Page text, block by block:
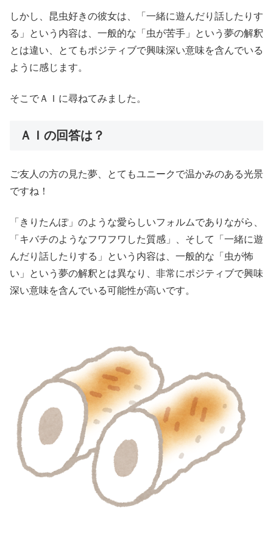
しかし、昆虫好きの彼女は、「一緒に遊んだり話したりす
る」という内容は、一般的な「虫が苦手」という夢の解釈
とは違い、とてもポジティブで興味深い意味を含んでいる
ように感じます。
そこでＡＩに尋ねてみました。
ＡＩの回答は？
ご友人の方の見た夢、とてもユニークで温かみのある光景
ですね！
「きりたんぽ」のような愛らしいフォルムでありながら、
「キバチのようなフワフワした質感」、そして「一緒に遊
んだり話したりする」という内容は、一般的な「虫が怖
い」という夢の解釈とは異なり、非常にポジティブで興味
深い意味を含んでいる可能性が高いです。